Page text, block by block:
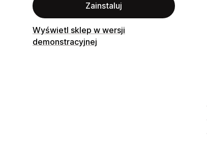
Zainstaluj
Wyświetl sklep w wersji
demonstracyjnej